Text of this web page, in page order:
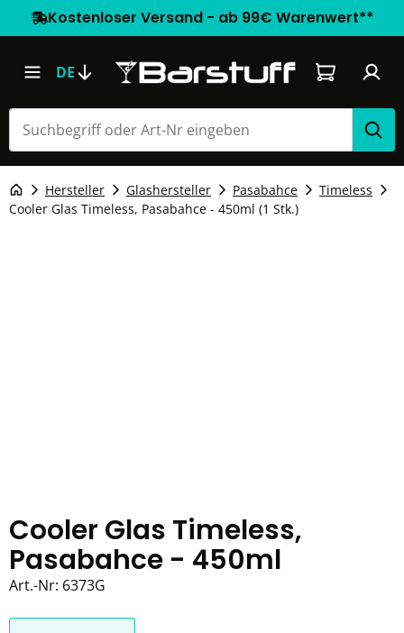
Kostenloser Versand - ab 99€ Warenwert**
DE Warenkorb
Hersteller Glashersteller Pasabahce
Timeless
Cooler Glas Timeless, Pasabahce - 450ml (1 Stk.)
Cooler Glas Timeless,
Pasabahce - 450ml
Art.-Nr: 6373G